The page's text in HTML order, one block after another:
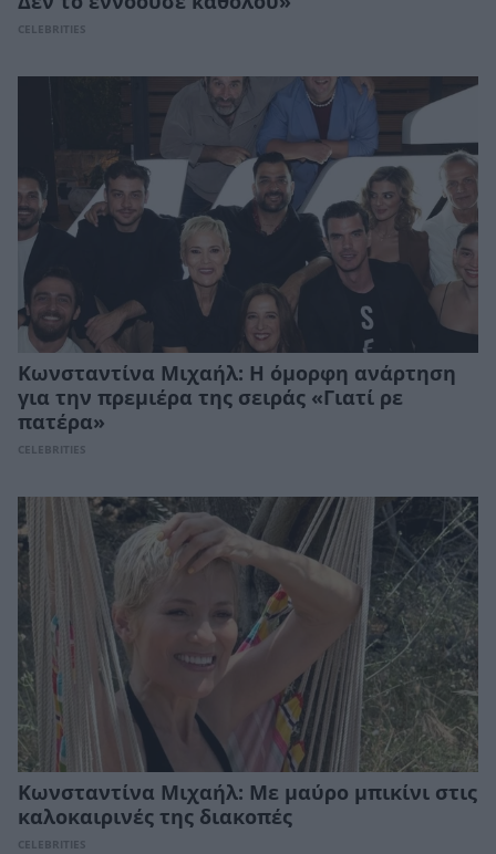
CELEBRITIES
Κωνσταντίνα Μιχαήλ: Η όμορφη ανάρτηση
για την πρεμιέρα της σειράς «Γιατί ρε
πατέρα»
CELEBRITIES
Κωνσταντίνα Μιχαήλ: Με μαύρο μπικίνι στις
καλοκαιρινές της διακοπές
CELEBRITIES